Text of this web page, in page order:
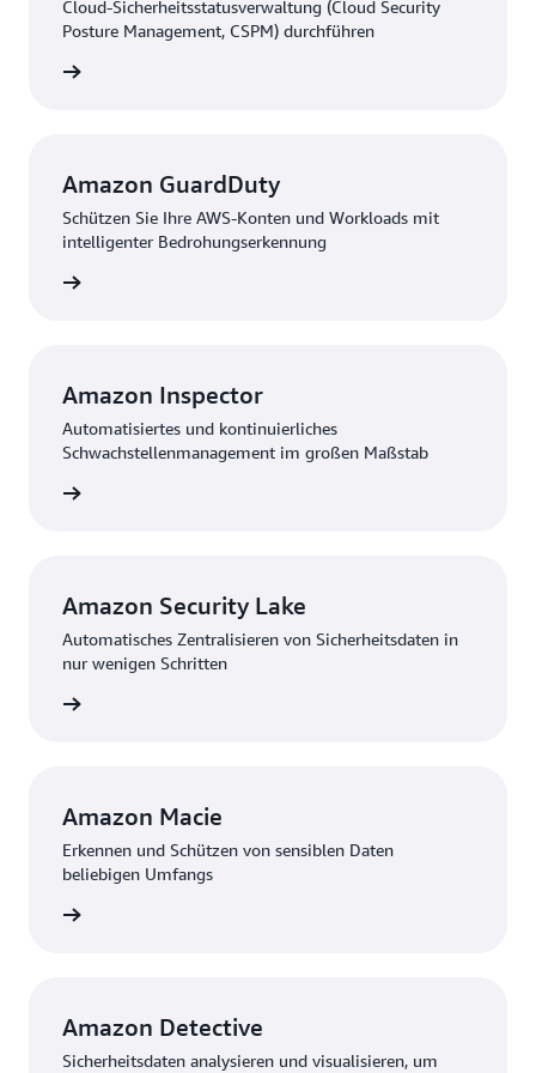
Cloud-Sicherheitsstatusverwaltung (Cloud Security
Posture Management, CSPM) durchführen
Amazon GuardDuty
Schützen Sie Ihre AWS-Konten und Workloads mit
intelligenter Bedrohungserkennung
Amazon Inspector
Automatisiertes und kontinuierliches
Schwachstellenmanagement im großen Maßstab
Amazon Security Lake
Automatisches Zentralisieren von Sicherheitsdaten in
nur wenigen Schritten
Amazon Macie
Erkennen und Schützen von sensiblen Daten
beliebigen Umfangs
Amazon Detective
Sicherheitsdaten analysieren und visualisieren, um